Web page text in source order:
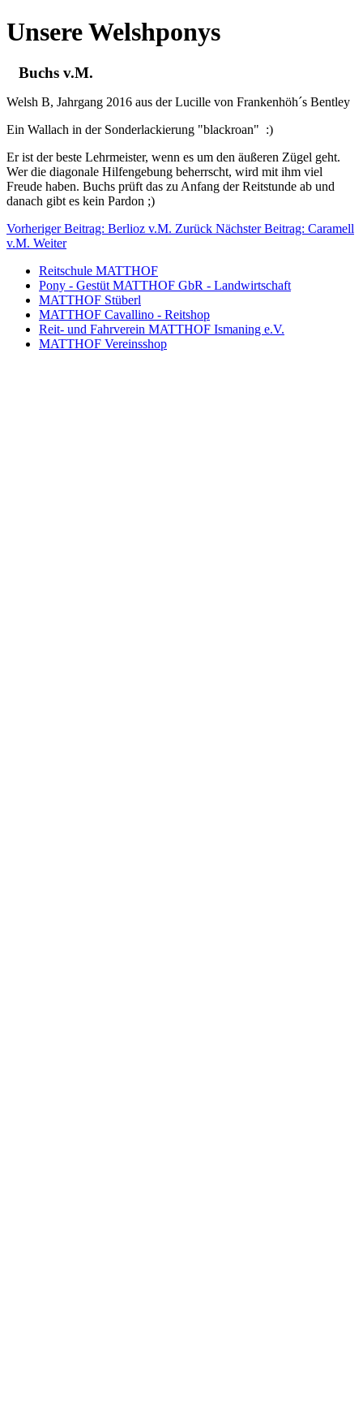
Unsere Welshponys
Buchs v.M.
Welsh B, Jahrgang 2016 aus der Lucille von Frankenhöh´s Bentley
Ein Wallach in der Sonderlackierung "blackroan" :)
Er ist der beste Lehrmeister, wenn es um den äußeren Zügel geht.
Wer die diagonale Hilfengebung beherrscht, wird mit ihm viel
Freude haben. Buchs prüft das zu Anfang der Reitstunde ab und
danach gibt es kein Pardon ;)
Vorheriger Beitrag: Berlioz v.M. Zurück Nächster Beitrag: Caramell
v.M. Weiter
Reitschule MATTHOF
Pony - Gestüt MATTHOF GbR - Landwirtschaft
MATTHOF Stüberl
MATTHOF Cavallino - Reitshop
Reit- und Fahrverein MATTHOF Ismaning e.V.
MATTHOF Vereinsshop